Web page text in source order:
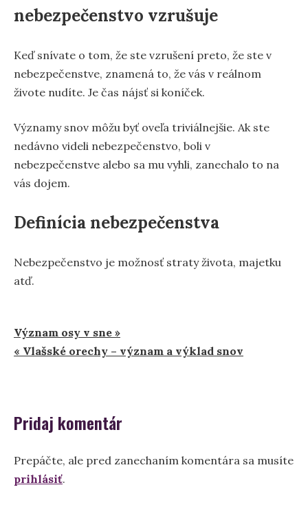
nebezpečenstvo vzrušuje
Keď snívate o tom, že ste vzrušení preto, že ste v
nebezpečenstve, znamená to, že vás v reálnom
živote nudíte. Je čas nájsť si koníček.
Významy snov môžu byť oveľa triviálnejšie. Ak ste
nedávno videli nebezpečenstvo, boli v
nebezpečenstve alebo sa mu vyhli, zanechalo to na
vás dojem.
Definícia nebezpečenstva
Nebezpečenstvo je možnosť straty života, majetku
atď.
Navigácia
v
Význam osy v sne »
« Vlašské orechy – význam a výklad snov
Pridaj komentár
Prepáčte, ale pred zanechaním komentára sa musíte
prihlásiť.